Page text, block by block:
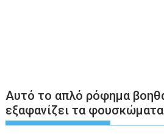
Αυτό το απλό ρόφημα
εξαφανίζει τα